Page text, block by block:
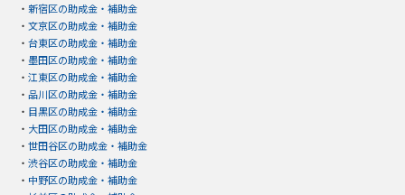
・ 新宿区の助成金・補助金
・ 文京区の助成金・補助金
・ 台東区の助成金・補助金
・ 墨田区の助成金・補助金
・ 江東区の助成金・補助金
・ 品川区の助成金・補助金
・ 目黒区の助成金・補助金
・ 大田区の助成金・補助金
・ 世田谷区の助成金・補助金
・ 渋谷区の助成金・補助金
・ 中野区の助成金・補助金